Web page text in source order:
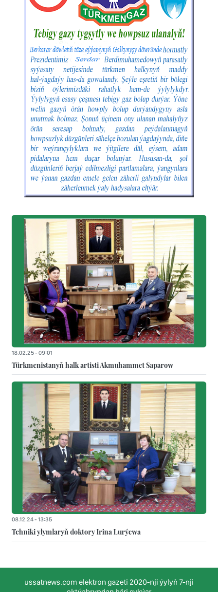
18.02.25 - 09:01
Türkmenistanyň halk artisti Akmuhammet Saparow
08.12.24 - 13:35
Tehniki ylymlaryň doktory Irina Lurýewa
ussatnews.com elektron gazeti 2020-nji ýylyň 7-nji